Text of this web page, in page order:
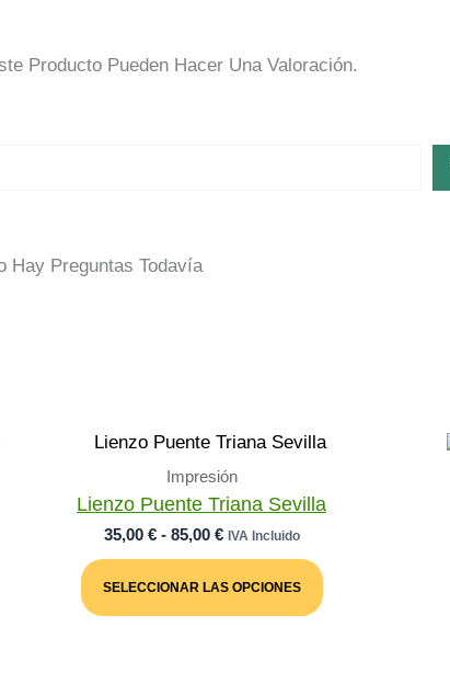
Producto Pueden Hacer Una Valoración.
Hay Preguntas Todavía
Impresión
Lienzo Puente Triana Sevilla
35,00 € - 85,00 €Rango
Desde
35,00 €
IVA Incluido
SELECCIONAR LAS OPCIONES
Producto
Tiene